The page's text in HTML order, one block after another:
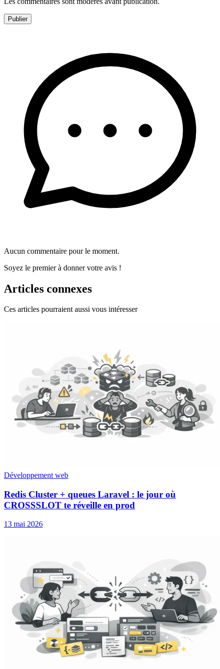
Publier
Aucun commentaire pour le moment.
Soyez le premier à donner votre avis !
Articles connexes
Ces articles pourraient aussi vous intéresser
Développement web
Redis Cluster + queues Laravel : le jour où
CROSSSLOT te réveille en prod
13 mai 2026